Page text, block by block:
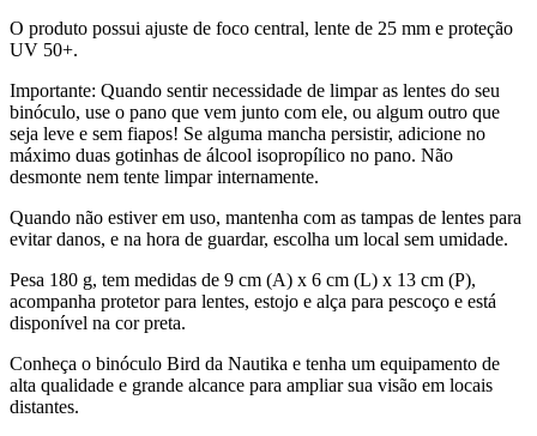
O produto possui ajuste de foco central, lente de 25 mm e proteção
UV 50+.
Importante: Quando sentir necessidade de limpar as lentes do seu
binóculo, use o pano que vem junto com ele, ou algum outro que
seja leve e sem fiapos! Se alguma mancha persistir, adicione no
máximo duas gotinhas de álcool isopropílico no pano. Não
desmonte nem tente limpar internamente.
Quando não estiver em uso, mantenha com as tampas de lentes para
evitar danos, e na hora de guardar, escolha um local sem umidade.
Pesa 180 g, tem medidas de 9 cm (A) x 6 cm (L) x 13 cm (P),
acompanha protetor para lentes, estojo e alça para pescoço e está
disponível na cor preta.
Conheça o binóculo Bird da Nautika e tenha um equipamento de
alta qualidade e grande alcance para ampliar sua visão em locais
distantes.